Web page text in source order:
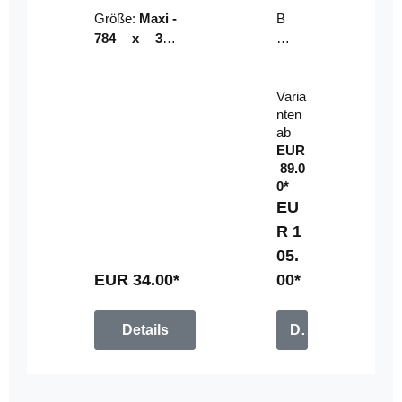
Riser
Größe: Maxi -
784 x 314
EUR 34.00*
Details
ser-
LE
D-
el
B
un
mi
t
Fe
rn
be
di
en
u
n
g
Varia
nten
ab
EUR
89.0
0*
EU
R 1
05.
00*
Details